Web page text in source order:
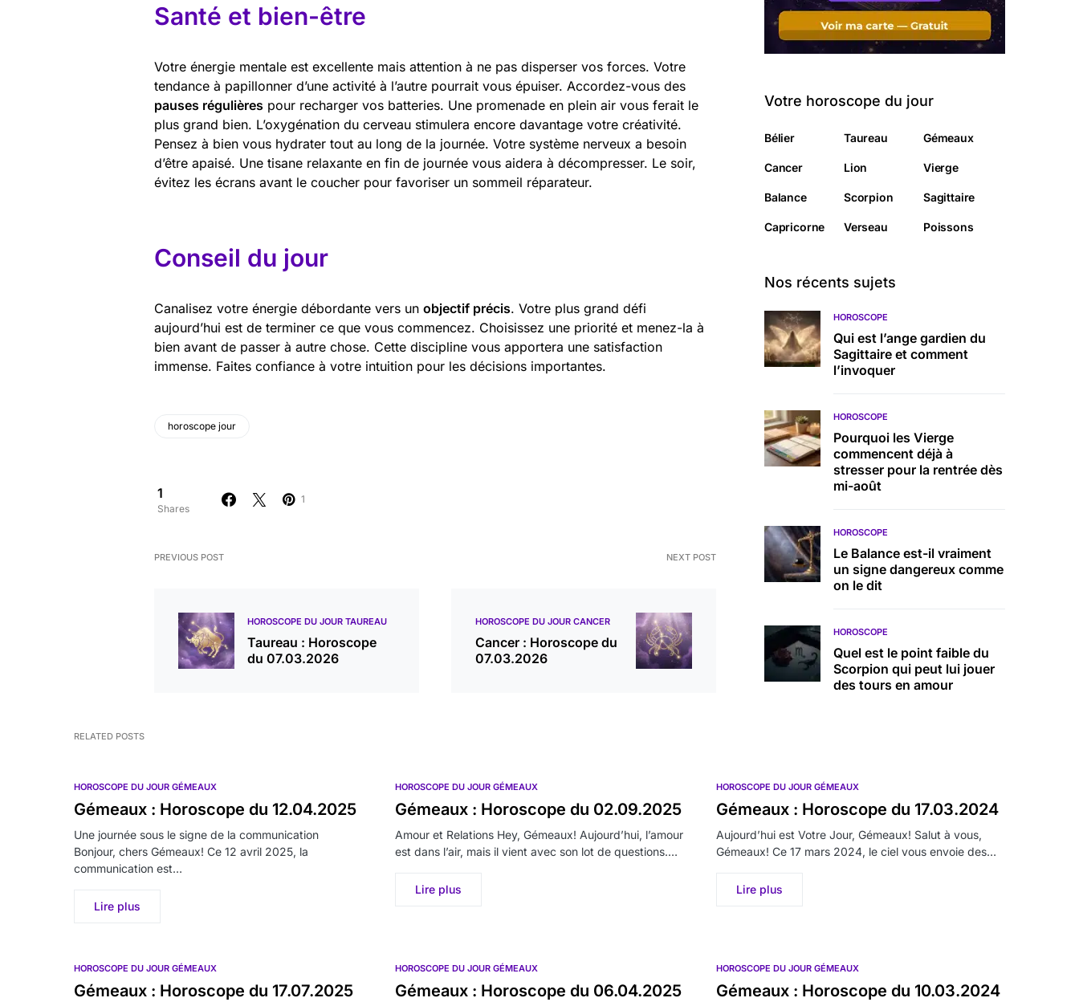
Santé et bien-être
Votre énergie mentale est excellente mais attention à ne pas disperser vos forces. Votre
tendance à papillonner d’une activité à l’autre pourrait vous épuiser. Accordez-vous des
pauses régulières pour recharger vos batteries. Une promenade en plein air vous ferait le
plus grand bien. L’oxygénation du cerveau stimulera encore davantage votre créativité.
Pensez à bien vous hydrater tout au long de la journée. Votre système nerveux a besoin
d’être apaisé. Une tisane relaxante en fin de journée vous aidera à décompresser. Le soir,
évitez les écrans avant le coucher pour favoriser un sommeil réparateur.
Conseil du jour
Canalisez votre énergie débordante vers un objectif précis. Votre plus grand défi
aujourd’hui est de terminer ce que vous commencez. Choisissez une priorité et menez-la à
bien avant de passer à autre chose. Cette discipline vous apportera une satisfaction
immense. Faites confiance à votre intuition pour les décisions importantes.
horoscope jour
1
Shares
1
PREVIOUS POST
HOROSCOPE DU JOUR TAUREAU
Taureau : Horoscope
du 07.03.2026
NEXT POST
HOROSCOPE DU JOUR CANCER
Cancer : Horoscope du
07.03.2026
Votre horoscope du jour
Bélier Taureau Gémeaux
Cancer Lion Vierge
Balance Scorpion Sagittaire
Capricorne Verseau Poissons
Nos récents sujets
HOROSCOPE
Qui est l’ange gardien du
Sagittaire et comment
l’invoquer
HOROSCOPE
Pourquoi les Vierge
commencent déjà à
stresser pour la rentrée dès
mi-août
HOROSCOPE
Le Balance est-il vraiment
un signe dangereux comme
on le dit
HOROSCOPE
Quel est le point faible du
Scorpion qui peut lui jouer
des tours en amour
RELATED POSTS
HOROSCOPE DU JOUR GÉMEAUX
Gémeaux : Horoscope du 12.04.2025
Une journée sous le signe de la communication
Bonjour, chers Gémeaux! Ce 12 avril 2025, la
communication est…
Lire plus
HOROSCOPE DU JOUR GÉMEAUX
Gémeaux : Horoscope du 02.09.2025
Amour et Relations Hey, Gémeaux! Aujourd’hui, l’amour
est dans l’air, mais il vient avec son lot de questions.…
Lire plus
HOROSCOPE DU JOUR GÉMEAUX
Gémeaux : Horoscope du 17.03.2024
Aujourd’hui est Votre Jour, Gémeaux! Salut à vous,
Gémeaux! Ce 17 mars 2024, le ciel vous envoie des…
Lire plus
HOROSCOPE DU JOUR GÉMEAUX
Gémeaux : Horoscope du 17.07.2025
HOROSCOPE DU JOUR GÉMEAUX
Gémeaux : Horoscope du 06.04.2025
HOROSCOPE DU JOUR GÉMEAUX
Gémeaux : Horoscope du 10.03.2024